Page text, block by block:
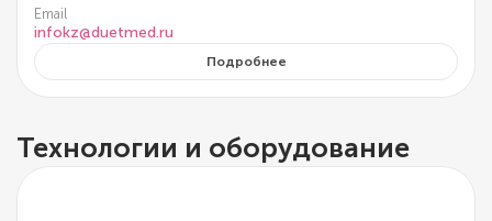
Email
infokz@duetmed.ru
Подробнее
Технологии и оборудование